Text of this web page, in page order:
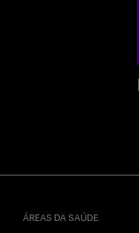
ÁREAS DA SAÚDE